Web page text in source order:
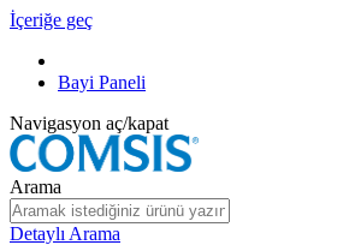
İçeriğe geç
Bayi Paneli
Navigasyon aç/kapat
Arama
Detaylı Arama